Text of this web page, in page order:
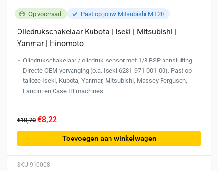
Op voorraad Past op jouw Mitsubishi MT20
SKU-910008
Oliedrukschakelaar Kubota | Iseki | Mitsubishi |
Yanmar | Hinomoto
Oliedrukschakelaar / oliedruk-sensor met 1/8 BSP aansluiting.
Directe OEM-vervanging (o.a. Iseki 6281-971-001-00). Past op
talloze Iseki, Kubota, Yanmar, Mitsubishi, Massey Ferguson,
Landini en Case IH machines.
€10,70 €8,22
Toevoegen aan winkelwagen